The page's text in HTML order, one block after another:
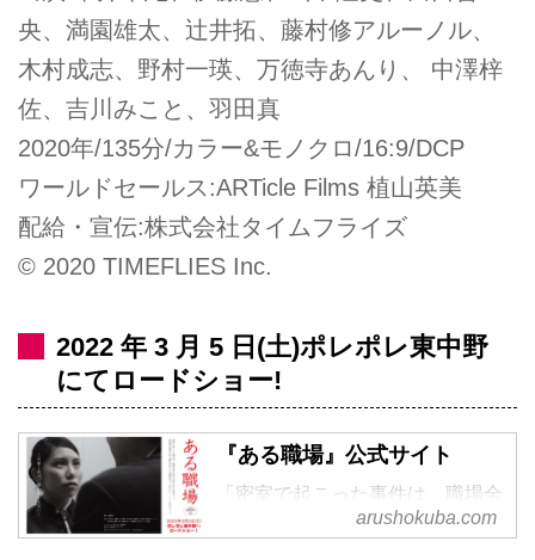
央、満園雄太、辻井拓、藤村修アルーノル、
木村成志、野村一瑛、万徳寺あんり、 中澤梓
佐、吉川みこと、羽田真
2020年/135分/カラー&モノクロ/16:9/DCP
ワールドセールス:ARTicle Films 植山英美
配給・宣伝:株式会社タイムフライズ
© 2020 TIMEFLIES Inc.
2022 年 3 月 5 日(土)ポレポレ東中野
にてロードショー!
『ある職場』公式サイト
「密室で起こった事件は、職場全
体を巻き込みやがてＳＮＳへ —
arushokuba.com